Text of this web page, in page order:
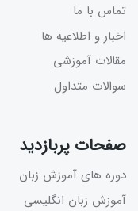
تماس با ما
اخبار و اطلاعیه ها
مقالات آموزشی
سوالات متداول
صفحات پربازدید
دوره های آموزش زبان
آموزش زبان انگلیسی